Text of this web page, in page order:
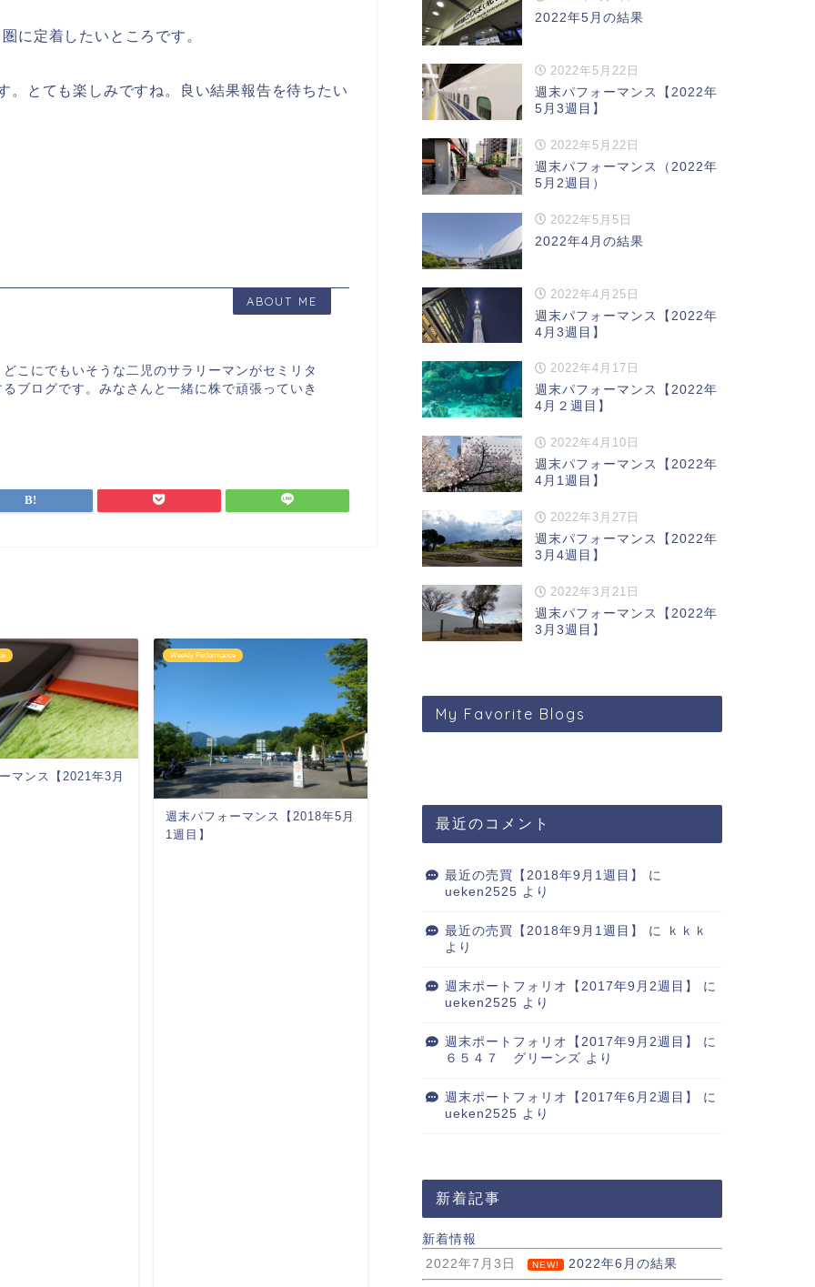
に定着したいところです。
。とても楽しみですね。良い結果報告を待ちたい
ABOUT ME
こにでもいそうな二児のサラリーマンがセミリタ
ブログです。みなさんと一緒に株で頑張っていき
マンス【2021年3月
Weekly Performance
週末パフォーマンス【2018年5月
1週目】
2022年5月の結果
2022年5月22日
週末パフォーマンス【2022年
5月3週目】
2022年5月22日
週末パフォーマンス（2022年
5月2週目）
2022年5月5日
2022年4月の結果
2022年4月25日
週末パフォーマンス【2022年
4月3週目】
2022年4月17日
週末パフォーマンス【2022年
4月２週目】
2022年4月10日
週末パフォーマンス【2022年
4月1週目】
2022年3月27日
週末パフォーマンス【2022年
3月4週目】
2022年3月21日
週末パフォーマンス【2022年
3月3週目】
My Favorite Blogs
最近のコメント
最近の売買【2018年9月1週目】
に
ueken2525 より
最近の売買【2018年9月1週目】 に
ｋｋｋ
より
週末ポートフォリオ【2017年9月2週目】
に
ueken2525 より
週末ポートフォリオ【2017年9月2週目】
に
６５４７ グリーンズ より
週末ポートフォリオ【2017年6月2週目】
に
ueken2525 より
新着記事
新着情報
2022年7月3日
NEW! 2022年6月の結果